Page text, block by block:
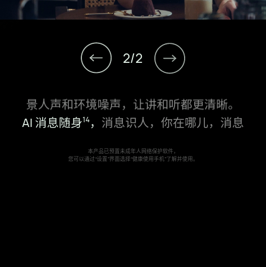
双向通话降噪，智能识别对话主角，消减背
AI 消息随身⁠14，消息识人，你在哪儿，消息
就流转到哪儿，仅你可见。
2/2
本产品已预置未成年人网络保护软件，
您可以通过“设置”界面选择“健康使用手机”了解并使用。